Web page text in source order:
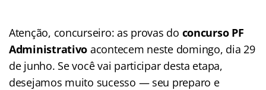
Atenção, concurseiro: as provas do concurso PF
Administrativo acontecem neste domingo, dia 29
de junho. Se você vai participar desta etapa,
desejamos muito sucesso — seu preparo e